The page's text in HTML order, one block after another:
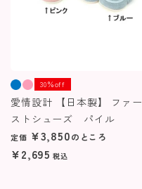
30％off
愛情設計 【日本製】 ファー
ストシューズ パイル
定価 ¥3,850のところ
¥2,695 税込